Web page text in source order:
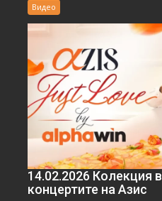
Видео
14.02.2026 Колекция
концертите на Азис